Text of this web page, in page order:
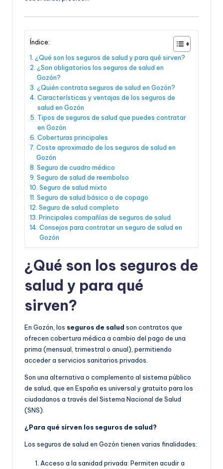
Índice:
¿Qué son los seguros de salud y para qué sirven?
¿Son obligatorios los seguros de salud en
Gozón?
¿Quién contrata seguros de salud en Gozón?
Características y ventajas de los seguros de
salud en Gozón
Tipos de seguros de salud que puedes contratar
en Gozón
Coberturas principales
Coste aproximado de los seguros de salud en
Gozón
Seguro de cuadro médico
Seguro de salud de reembolso
Seguro de salud mixto
Seguro de salud básico o de copago
Seguro de salud completo
Principales compañías de seguros de salud
Consejos para contratar un seguro de salud en
Gozón
¿Qué son los seguros de
salud y para qué
sirven?
En Gozón, los seguros de salud son contratos que
ofrecen cobertura médica a cambio del pago de una
prima (mensual, trimestral o anual), permitiendo
acceder a servicios sanitarios privados.
Son una alternativa o complemento al sistema público
de salud, que en España es universal y gratuito para los
ciudadanos a través del Sistema Nacional de Salud
(SNS).
¿Para qué sirven los seguros de salud?
Los seguros de salud en Gozón tienen varias finalidades:
Acceso a la sanidad privada: Permiten acudir a